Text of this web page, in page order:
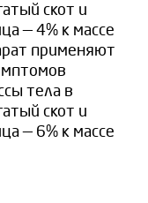
скот и
— 4% к массе
применяют
тела в
скот и
— 6% к массе